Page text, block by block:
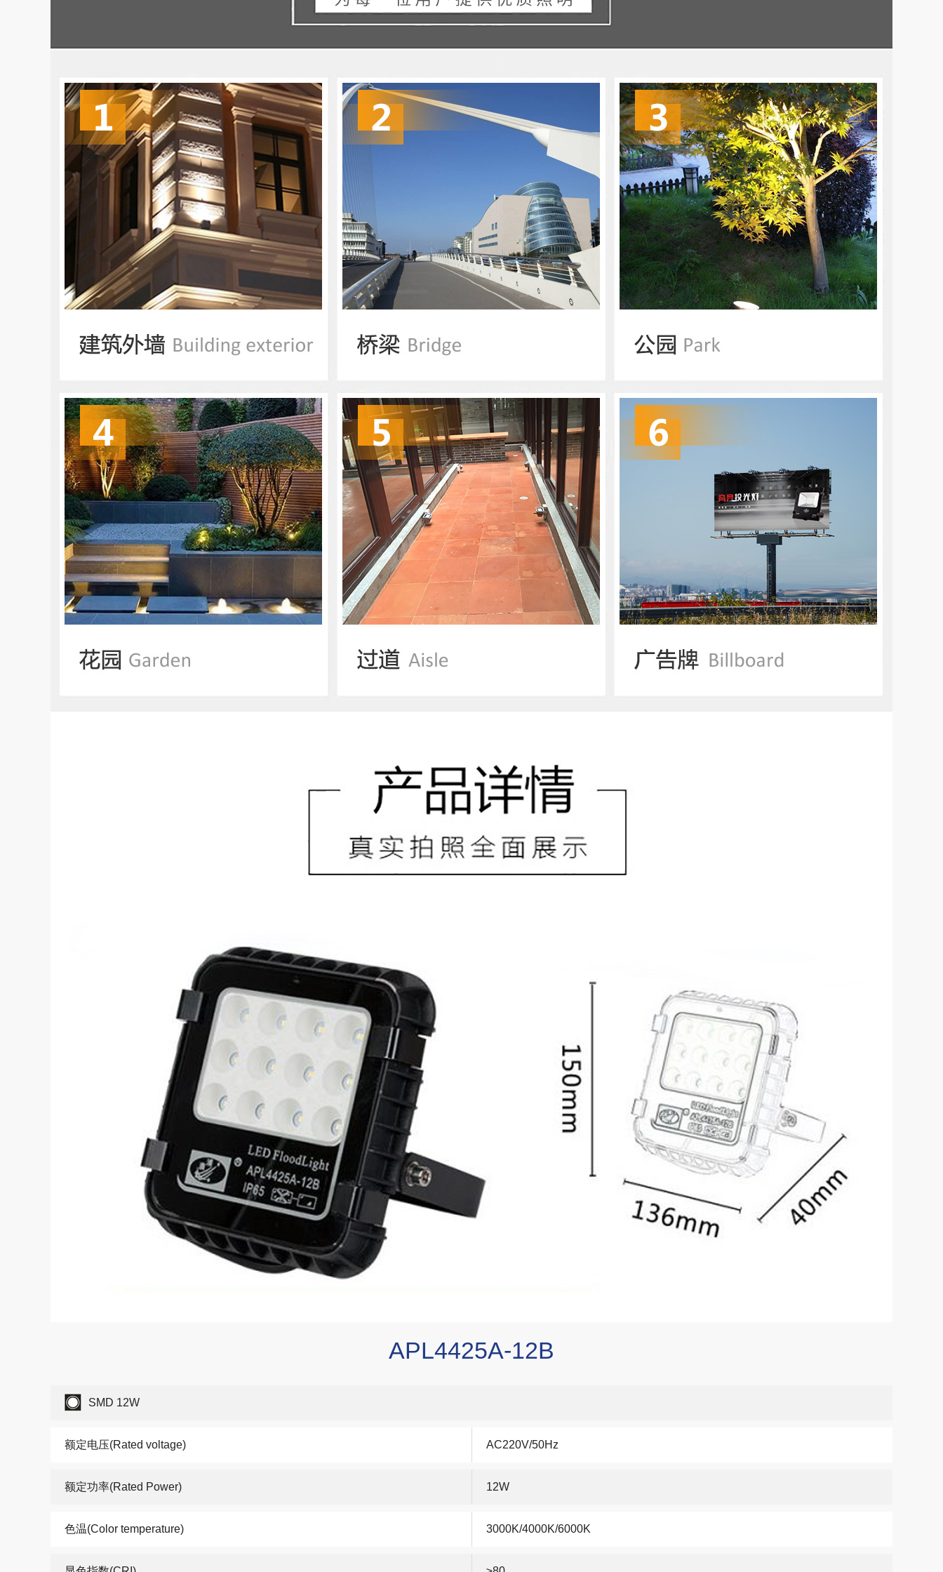
APL4425A-12B
SMD 12W
额定电压(Rated voltage) AC220V/50Hz
额定功率(Rated Power) 12W
色温(Color temperature) 3000K/4000K/6000K